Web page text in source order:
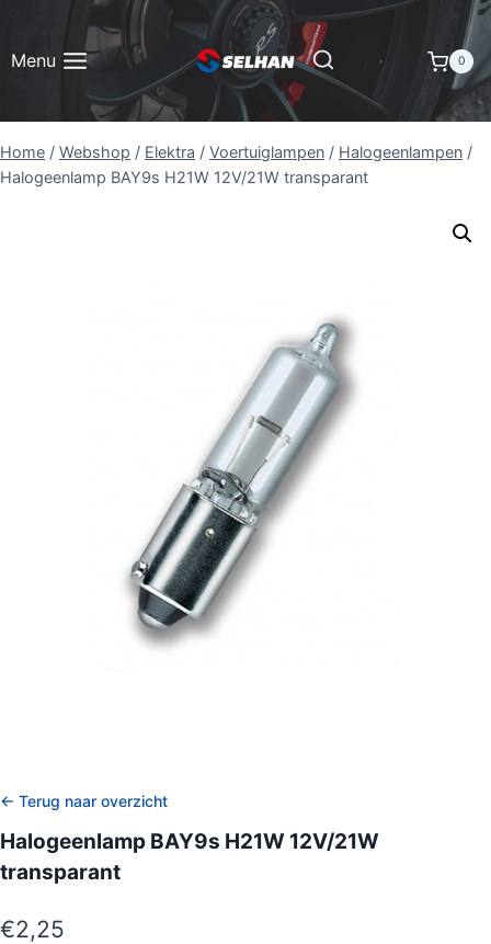
inhoud
Menu 0
Home / Webshop / Elektra / Voertuiglampen / Halogeenlampen /
Halogeenlamp BAY9s H21W 12V/21W transparant
← Terug naar overzicht
Halogeenlamp BAY9s H21W 12V/21W
transparant
€2,25